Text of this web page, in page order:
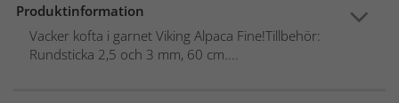
Produktinformation
Vacker kofta i garnet Viking Alpaca Fine!Tillbehör:
Rundsticka 2,5 och 3 mm, 60 cm....